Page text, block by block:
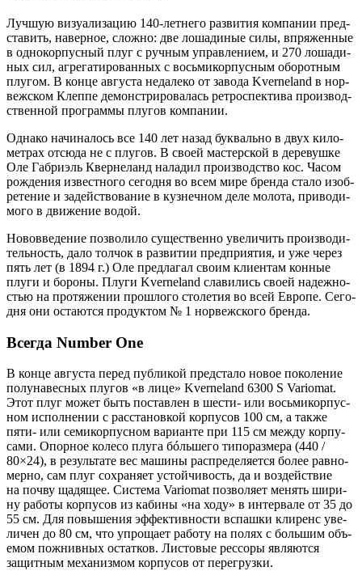
Лучшую визу­а­ли­за­цию 140‑летнего раз­ви­тия ком­па­нии пред­
ста­вить, навер­ное, слож­но: две лоша­ди­ные силы, впря­жен­ные
в одно­кор­пус­ный плуг с руч­ным управ­ле­ни­ем, и 270 лоша­ди­
ных сил, агре­га­ти­ро­ван­ных с вось­ми­кор­пус­ным обо­рот­ным
плу­гом. В кон­це авгу­ста неда­ле­ко от заво­да Kverneland в нор­
веж­ском Клеп­пе демон­стри­ро­ва­лась ретро­спек­ти­ва про­из­вод­
ствен­ной про­грам­мы плу­гов компании.
Одна­ко начи­на­лось все 140 лет назад бук­валь­но в двух кило­
мет­рах отсю­да не с плу­гов. В сво­ей мастер­ской в дере­вуш­ке
Оле Габ­ри­эль Квер­не­ланд нала­дил про­из­вод­ство кос. Часом
рож­де­ния извест­но­го сего­дня во всем мире брен­да ста­ло изоб­
ре­те­ние и задей­ство­ва­ние в куз­неч­ном деле моло­та, при­во­ди­
мо­го в дви­же­ние водой.
Ново­вве­де­ние поз­во­ли­ло суще­ствен­но уве­ли­чить про­из­во­ди­
тель­ность, дало тол­чок в раз­ви­тии пред­при­я­тия, и уже через
пять лет (в 1894 г.) Оле пред­ла­гал сво­им кли­ен­там кон­ные
плу­ги и боро­ны. Плу­ги Kverneland сла­ви­лись сво­ей надеж­но­
стью на про­тя­же­нии про­шло­го сто­ле­тия во всей Евро­пе. Сего­
дня они оста­ют­ся про­дук­том № 1 нор­веж­ско­го бренда.
Всегда Number One
В кон­це авгу­ста перед пуб­ли­кой пред­ста­ло новое поко­ле­ние
полу­на­вес­ных плу­гов «в лице» Kverneland 6300 S Variomat.
Этот плуг может быть постав­лен в шести‑ или вось­ми­кор­пус­
ном испол­не­нии с рас­ста­нов­кой кор­пу­сов 100 см, а так­же
пяти‑ или семи­кор­пус­ном вари­ан­те при 115 см меж­ду кор­пу­
са­ми. Опор­ное коле­со плу­га бóль­ше­го типо­раз­ме­ра (440 /
80×24), в резуль­та­те вес маши­ны рас­пре­де­ля­ет­ся более рав­но­
мер­но, сам плуг сохра­ня­ет устой­чи­вость, да и воз­дей­ствие
на поч­ву щадя­щее. Систе­ма Variomat поз­во­ля­ет менять шири­
ну рабо­ты кор­пу­сов из каби­ны «на ходу» в интер­ва­ле от 35 до
55 см. Для повы­ше­ния эффек­тив­но­сти вспаш­ки кли­ренс уве­
ли­чен до 80 см, что упро­ща­ет рабо­ту на полях с боль­шим объ­
е­мом пожнив­ных остат­ков. Листо­вые рес­со­ры явля­ют­ся
защит­ным меха­низ­мом кор­пу­сов от перегрузки.